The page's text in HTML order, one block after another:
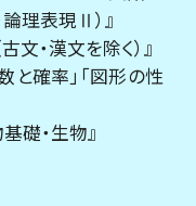
理表現Ⅱ）』
文・漢文を除く）』
と確率」「図形の性
礎・生物』